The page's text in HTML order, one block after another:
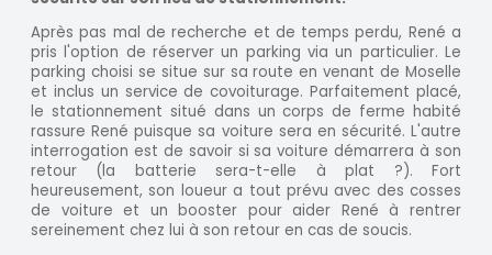
Après pas mal de recherche et de temps perdu, René a
pris l'option de réserver un parking via un particulier. Le
parking choisi se situe sur sa route en venant de Moselle
et inclus un service de covoiturage. Parfaitement placé,
le stationnement situé dans un corps de ferme habité
rassure René puisque sa voiture sera en sécurité. L'autre
interrogation est de savoir si sa voiture démarrera à son
retour (la batterie sera-t-elle à plat ?). Fort
heureusement, son loueur a tout prévu avec des cosses
de voiture et un booster pour aider René à rentrer
sereinement chez lui à son retour en cas de soucis.